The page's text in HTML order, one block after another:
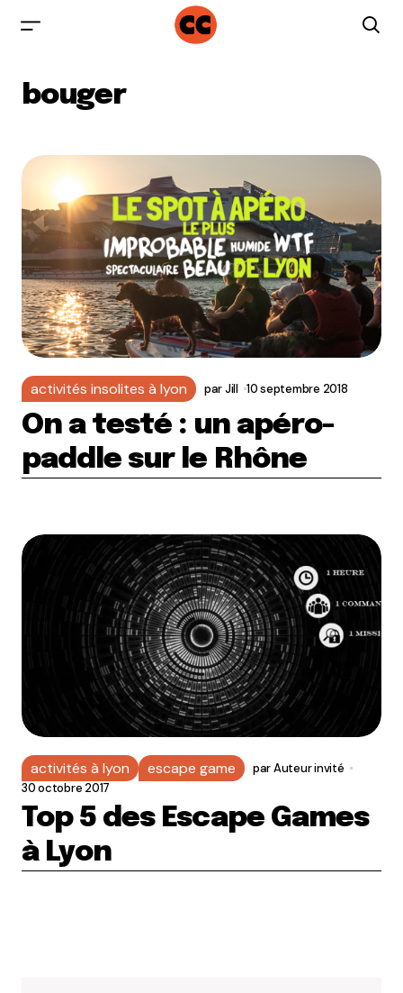
bouger
activités insolites à lyon parJill 10 septembre 2018
On a testé : un apéro-
paddle sur le Rhône
activités à lyon escape game parAuteur invité
30 octobre 2017
Top 5 des Escape Games
à Lyon